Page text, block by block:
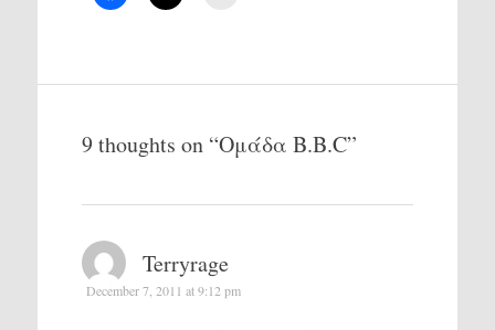
9 thoughts on “Ομάδα Β.Β.C”
Terryrage
December 7, 2011 at 9:12 pm